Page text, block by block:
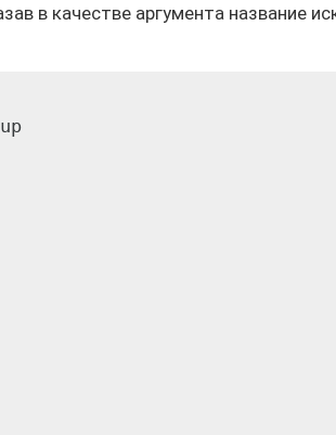
в качестве аргумента название